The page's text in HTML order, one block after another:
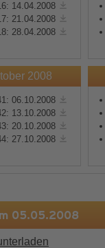
Nutzung des Service
zu, um diese Inhalte
anzuzeigen.
Mehr Informationen
Akzeptieren
powered byUsercentrics
14.04.2008
21.04.2008
28.04.2008
2008
06.10.2008
13.10.2008
20.10.2008
27.10.2008
05.05.2008